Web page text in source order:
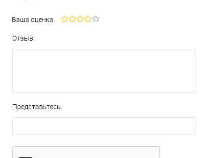
Ваша оценка:
Отзыв:
Представьтесь: